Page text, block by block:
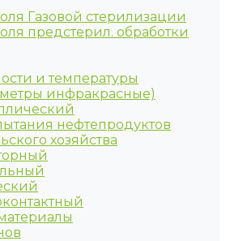
Газовой стерилизации
предстерил. обработки
и температуры
инфракрасные)
нефтепродуктов
хозяйства